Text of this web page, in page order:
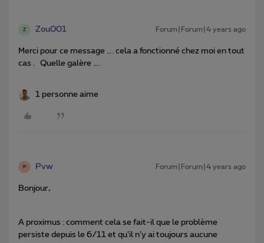
Z Zou001 Forum|Forum|4 years ago
Merci pour ce message …. cela a fonctionné chez moi en tout
cas . Quelle galère ….
1 personne aime
P Pvw Forum|Forum|4 years ago
Bonjour,
A proximus : comment cela se fait-il que le problème
persiste depuis le 6/11 et qu’il n’y ai toujours aucune